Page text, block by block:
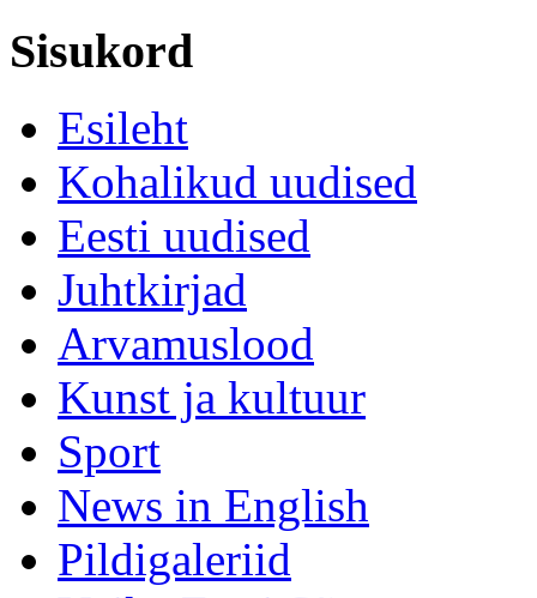
Sisukord
Esileht
Kohalikud uudised
Eesti uudised
Juhtkirjad
Arvamuslood
Kunst ja kultuur
Sport
News in English
Pildigaleriid